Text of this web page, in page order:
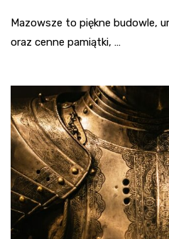
Mazowsze to piękne budowle,
oraz cenne pamiątki, …